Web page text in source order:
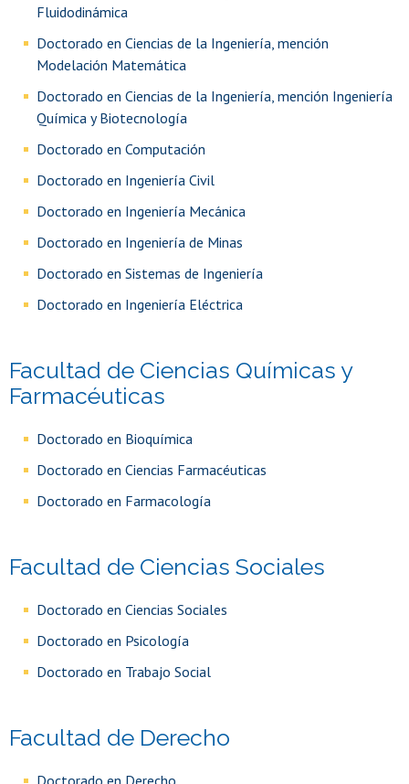
Fluidodinámica
Doctorado en Ciencias de la Ingeniería, mención
Modelación Matemática
Doctorado en Ciencias de la Ingeniería, mención Ingeniería
Química y Biotecnología
Doctorado en Computación
Doctorado en Ingeniería Civil
Doctorado en Ingeniería Mecánica
Doctorado en Ingeniería de Minas
Doctorado en Sistemas de Ingeniería
Doctorado en Ingeniería Eléctrica
Facultad de Ciencias Químicas y
Farmacéuticas
Doctorado en Bioquímica
Doctorado en Ciencias Farmacéuticas
Doctorado en Farmacología
Facultad de Ciencias Sociales
Doctorado en Ciencias Sociales
Doctorado en Psicología
Doctorado en Trabajo Social
Facultad de Derecho
Doctorado en Derecho